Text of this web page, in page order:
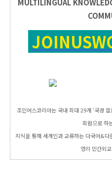
MULTILINGUAL
조인어스코리아는 국내 최대 29개 ‘국경
회원으로 하
지식을 통해 세계인과 교류하는 다국어&
영리 민간외